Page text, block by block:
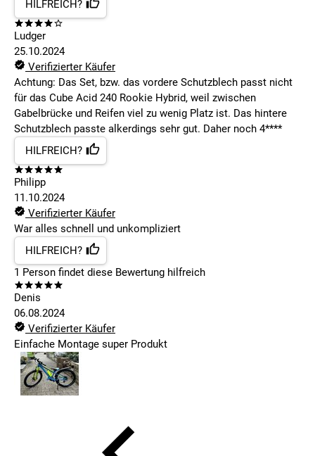
HILFREICH?
Ludger
25.10.2024
Verifizierter Käufer
Achtung: Das Set, bzw. das vordere Schutzblech passt nicht
für das Cube Acid 240 Rookie Hybrid, weil zwischen
Gabelbrücke und Reifen viel zu wenig Platz ist. Das hintere
Schutzblech passte alkerdings sehr gut. Daher noch 4****
HILFREICH?
Philipp
11.10.2024
Verifizierter Käufer
War alles schnell und unkompliziert
HILFREICH?
1 Person findet diese Bewertung hilfreich
Denis
06.08.2024
Verifizierter Käufer
Einfache Montage super Produkt